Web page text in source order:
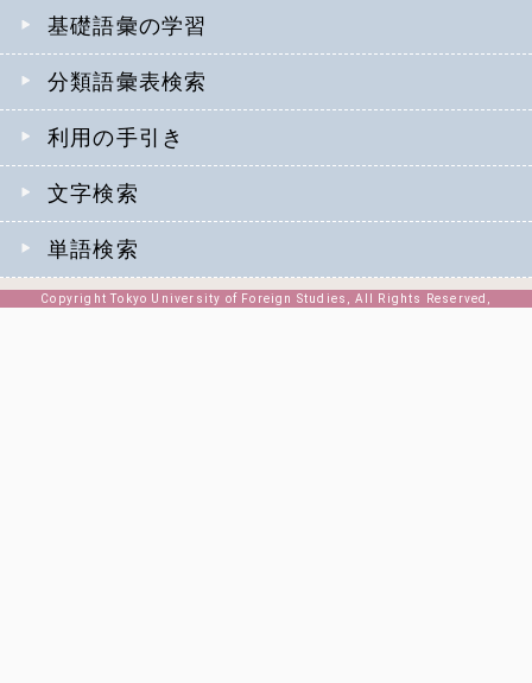
基礎語彙の学習
分類語彙表検索
利用の手引き
文字検索
単語検索
Copyright Tokyo University of Foreign Studies, All Rights Reserved,